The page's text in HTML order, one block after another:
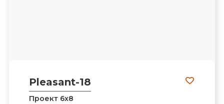
Pleasant-18
Проект 6х8